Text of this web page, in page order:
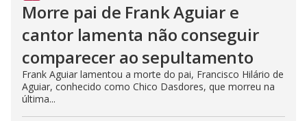
Morre pai de Frank Aguiar e
cantor lamenta não conseguir
comparecer ao sepultamento
Frank Aguiar lamentou a morte do pai, Francisco Hilário de
Aguiar, conhecido como Chico Dasdores, que morreu na
última...